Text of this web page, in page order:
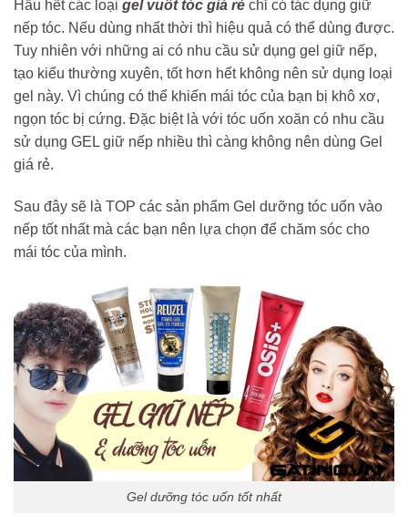
Hầu hết các loại gel vuốt tóc giá rẻ chỉ có tác dụng giữ
nếp tóc. Nếu dùng nhất thời thì hiệu quả có thể dùng được.
Tuy nhiên với những ai có nhu cầu sử dụng gel giữ nếp,
tạo kiểu thường xuyên, tốt hơn hết không nên sử dụng loại
gel này. Vì chúng có thể khiến mái tóc của bạn bị khô xơ,
ngọn tóc bị cứng. Đặc biệt là với tóc uốn xoăn có nhu cầu
sử dụng GEL giữ nếp nhiều thì càng không nên dùng Gel
giá rẻ.
Sau đây sẽ là TOP các sản phẩm Gel dưỡng tóc uốn vào
nếp tốt nhất mà các bạn nên lựa chọn để chăm sóc cho
mái tóc của mình.
Gel dưỡng tóc uốn tốt nhất